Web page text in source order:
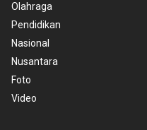
Olahraga
Pendidikan
Nasional
Nusantara
Foto
Video